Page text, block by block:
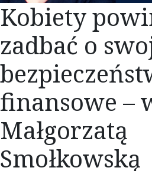
Kobiety
zadbać o
finansowe –
Małgorzatą
Smołkowską